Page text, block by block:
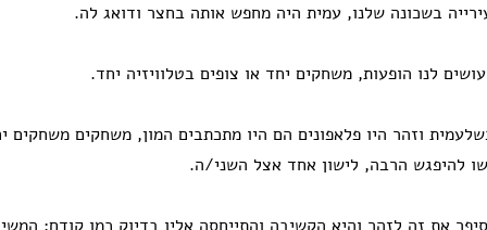
בשכונה שלנו, עמית היה מחפש אותה בחצר ודואג לה.
לנו הופעות, משחקים יחד או צופים בטלוויזיה יחד.
וזהר היו פלאפונים הם היו מתכתבים המון, משחקים משחקים
להיפגש הרבה, לישון אחד אצל השני/ה.